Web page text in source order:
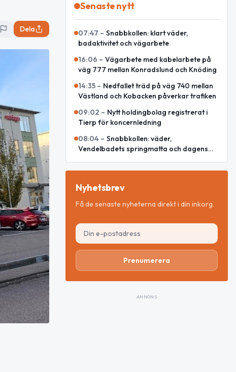
Dela
Senaste nytt
07:47 – Snabbkollen: klart väder,
badaktivitet och vägarbete
16:06 – Vägarbete med kabelarbete på
väg 777 mellan Konradslund och Knöding
14:35 – Nedfallet träd på väg 740 mellan
Västland och Kobacken påverkar trafiken
09:02 – Nytt holdingbolag registrerat i
Tierp för koncernledning
08:04 – Snabbkollen: väder,
Vendelbadets springmatta och dagens
Nyhetsbrev
Få de senaste nyheterna direkt i din inkorg.
Prenumerera
ANNONS